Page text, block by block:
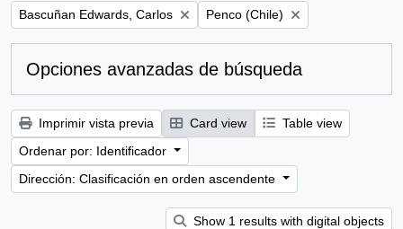
Remove filter:
Bascuñan Edwards, Carlos Remove filter:
Penco (Chile)
Opciones avanzadas de búsqueda
Imprimir vista previa Card view
Table view
Ordenar por: Identificador
Dirección: Clasificación en orden ascendente
Show 1 results with digital objects